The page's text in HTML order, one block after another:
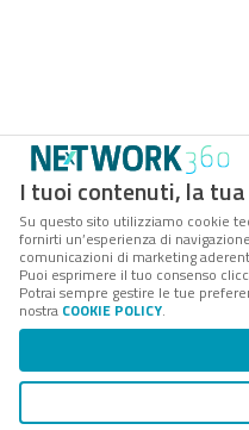
I tuoi contenuti, la
Su questo sito utilizziamo cookie
fornirti un’esperienza di
comunicazioni di marketing
Puoi esprimere il tuo consenso
Potrai sempre gestire le tue
nostra COOKIE POLICY.